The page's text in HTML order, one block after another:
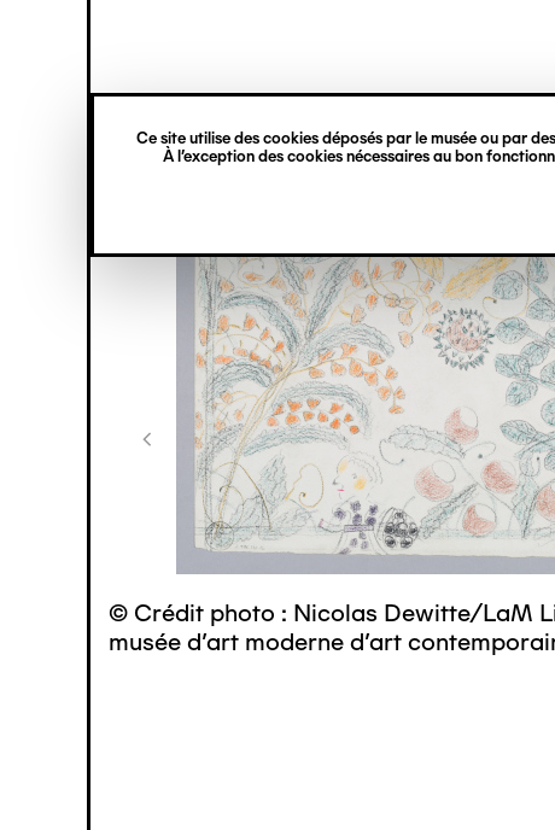
Ce site utilise des cookies déposés par le musée ou par
À l’exception des cookies nécessaires au bon
principal
verticale
© Crédit photo : Nicolas Dewitte/LaM
musée d’art moderne d’art